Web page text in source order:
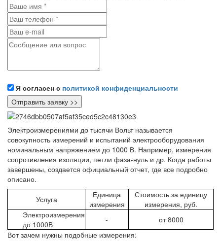
Я согласен с политикой конфиденциальности
Электроизмерениями до тысячи Вольт называется
совокупность измерений и испытаний электрооборудования
номинальным напряжением до 1000 В. Например, измерения
сопротивления изоляции, петли фаза-нуль и др. Когда работы
завершены, создается официальный отчет, где все подробно
описано.
Услуга
Единица
измерения
Стоимость за единицу
измерения, руб.
Электроизмерения
до 1000В
-
от 8000
Вот зачем нужны подобные измерения: